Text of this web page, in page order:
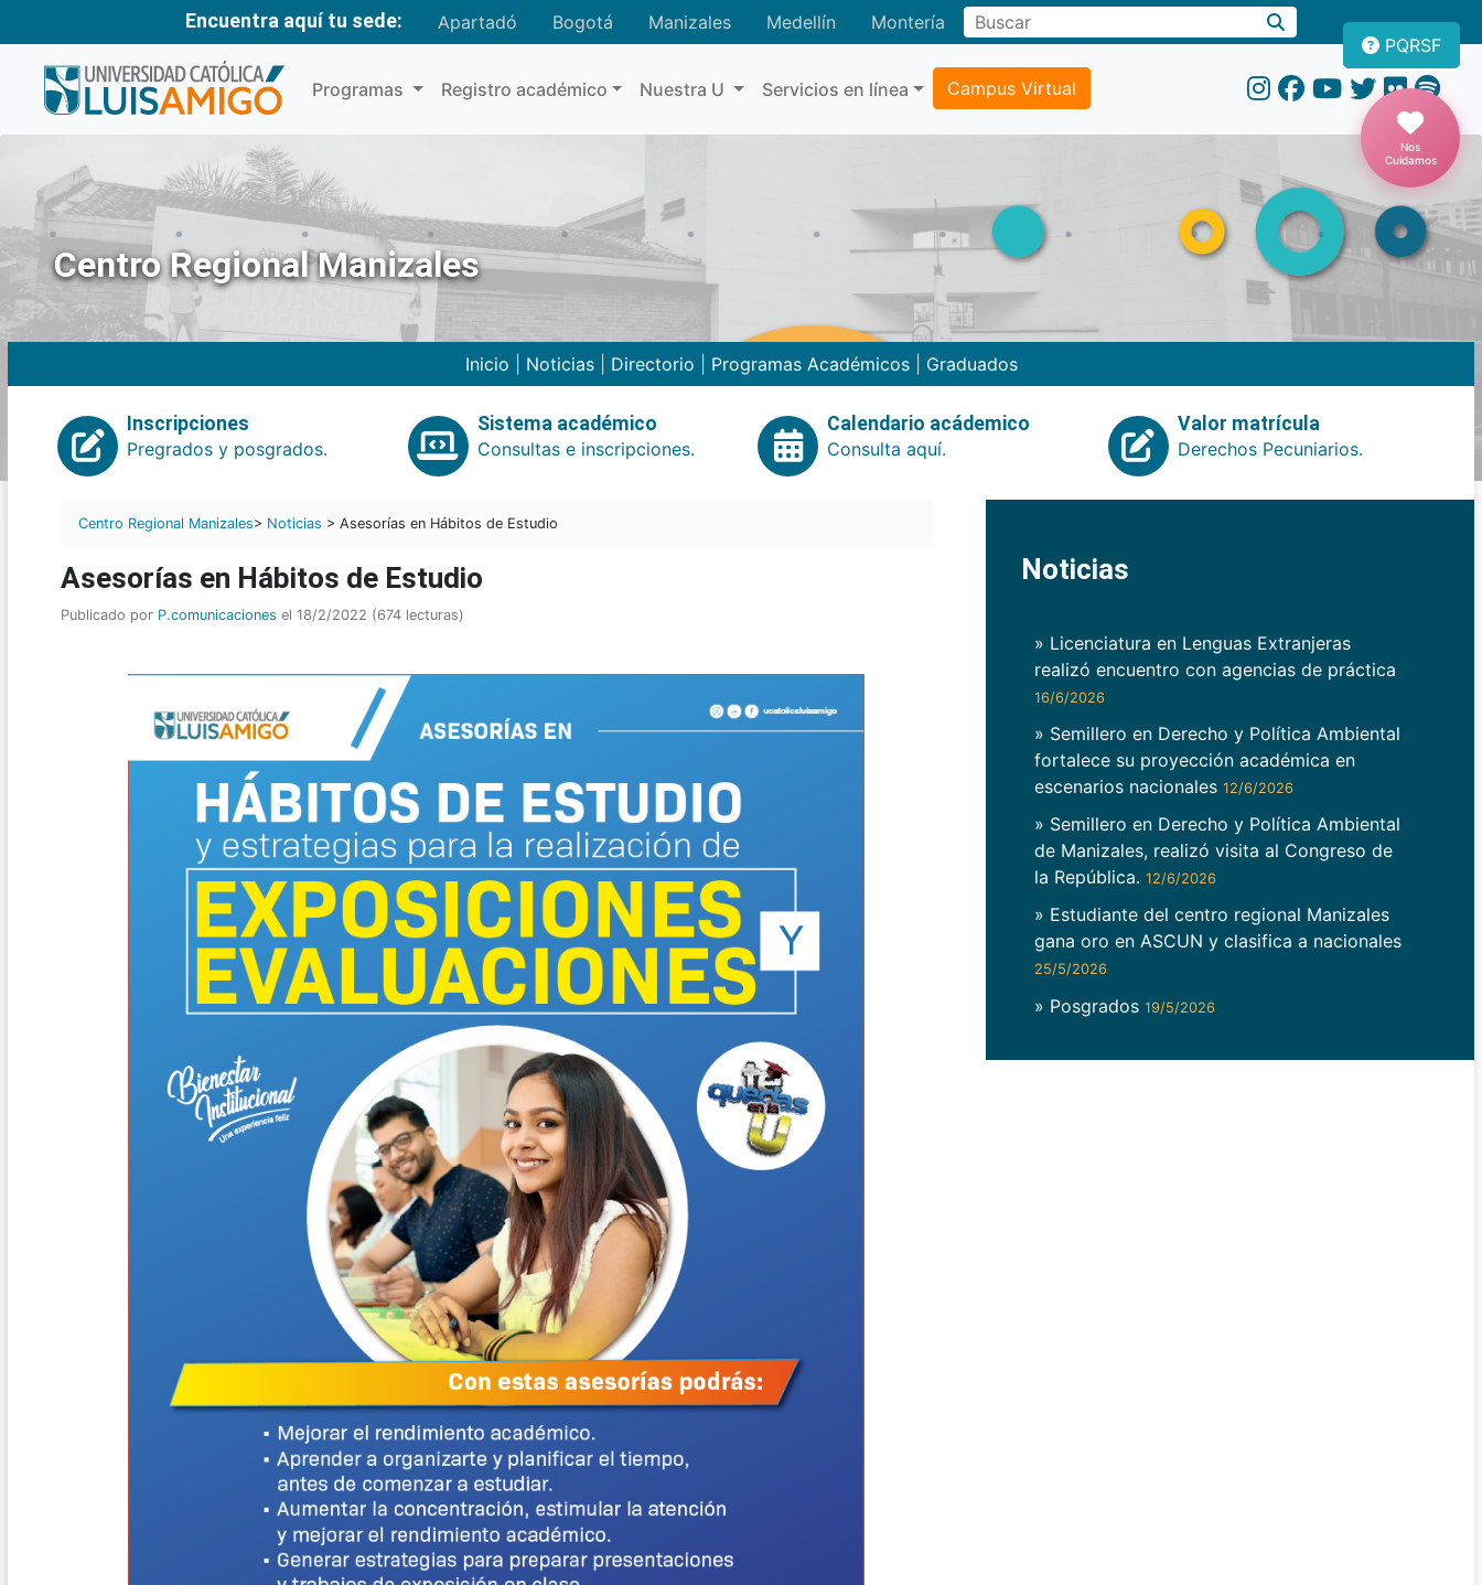
Encuentra aquí tu sede: Apartadó Bogotá Manizales Medellín Montería
Programas Registro académico Nuestra U Servicios en línea Campus Virtual
PQRSF
Nos
Cuidamos
Centro Regional Manizales
Inicio Noticias| Directorio Programas Académicos| Graduados
Inscripciones
Pregrados y posgrados.
Sistema académico
Consultas e inscripciones.
Calendario acádemico
Consulta aquí.
Valor matrícula
Derechos Pecuniarios.
Centro Regional Manizales> Noticias > Asesorías en Hábitos de Estudio
Asesorías en Hábitos de Estudio
Publicado por P.comunicaciones el 18/2/2022 (674 lecturas)
Noticias
» Licenciatura en Lenguas Extranjeras
realizó encuentro con agencias de práctica
16/6/2026
» Semillero en Derecho y Política Ambiental
fortalece su proyección académica en
escenarios nacionales 12/6/2026
» Semillero en Derecho y Política Ambiental
de Manizales, realizó visita al Congreso de
la República. 12/6/2026
» Estudiante del centro regional Manizales
gana oro en ASCUN y clasifica a nacionales
25/5/2026
» Posgrados 19/5/2026